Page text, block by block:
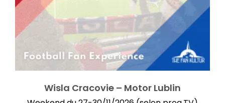
Wisla Cracovie – Motor Lublin